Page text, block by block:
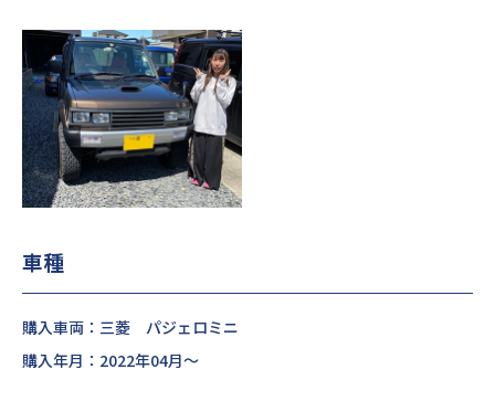
車種
購入車両：三菱 パジェロミニ
購入年月：2022年04月～